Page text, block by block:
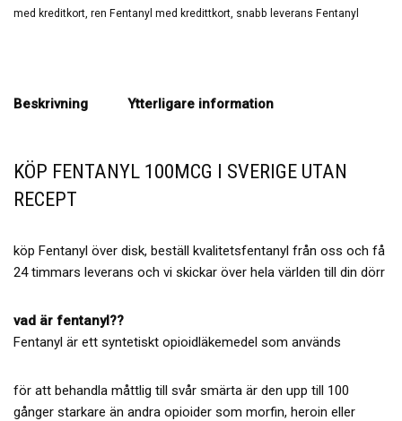
med kreditkort, ren Fentanyl med kredittkort, snabb leverans Fentanyl
Beskrivning Ytterligare information
KÖP FENTANYL 100MCG I SVERIGE UTAN
RECEPT
köp Fentanyl över disk, beställ kvalitetsfentanyl från oss och få
24 timmars leverans och vi skickar över hela världen till din dörr
vad är fentanyl??
Fentanyl är ett syntetiskt opioidläkemedel som används
för att behandla måttlig till svår smärta är den upp till 100
gånger starkare än andra opioider som morfin, heroin eller